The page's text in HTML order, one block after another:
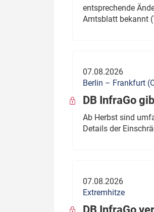
entsprechende
Amtsblatt bekannt
07.08.2026
Berlin – Frankfurt
DB InfraGo
Ab Herbst sind
Details der
07.08.2026
Extremhitze